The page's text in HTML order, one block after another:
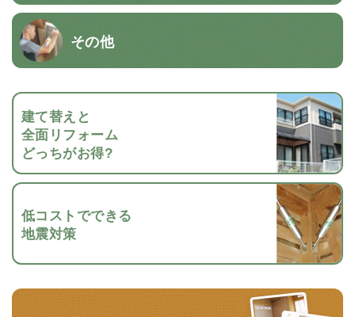
その他
建て替えと
全面リフォーム
どっちがお得?
低コストでできる
地震対策